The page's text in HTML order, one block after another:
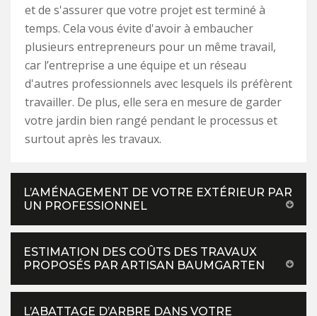
et de s'assurer que votre projet est terminé à
temps. Cela vous évite d'avoir à embaucher
plusieurs entrepreneurs pour un même travail,
car l’entreprise a une équipe et un réseau
d'autres professionnels avec lesquels ils préfèrent
travailler. De plus, elle sera en mesure de garder
votre jardin bien rangé pendant le processus et
surtout après les travaux.
L’AMÉNAGEMENT DE VOTRE EXTÉRIEUR PAR
UN PROFESSIONNEL
ESTIMATION DES COÛTS DES TRAVAUX
PROPOSÉS PAR ARTISAN BAUMGARTEN
L’ABATTAGE D’ARBRE DANS VOTRE